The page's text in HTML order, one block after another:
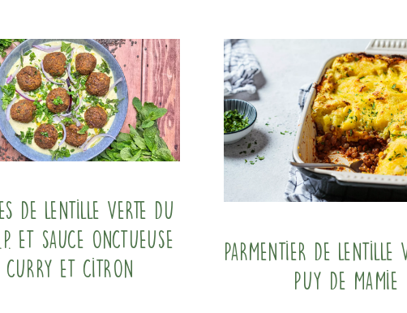
de Lentille verte du
et sauce onctueuse
curry et citron
Parmentier de Lentille
Puy de mamie